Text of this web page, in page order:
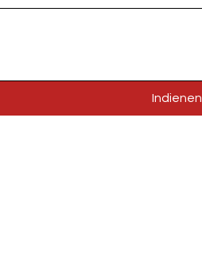
Indienen